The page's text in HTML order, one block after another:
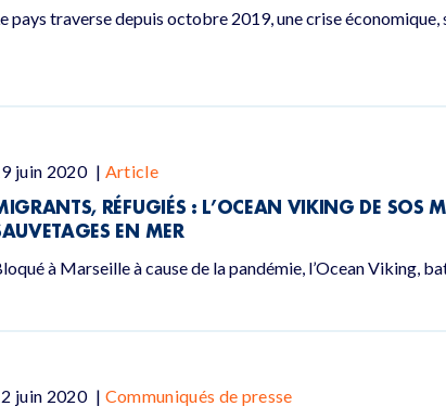
pays traverse depuis octobre 2019, une crise
juin 2020 | Article
RÉFUGIÉS : L’OCEAN VIKING DE SOS
EN MER
à Marseille à cause de la pandémie, l’Ocean Viking,
juin 2020 | Communiqués de presse